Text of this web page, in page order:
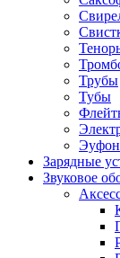
Трубы
Тубы
Зарядные
Звуковое